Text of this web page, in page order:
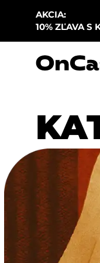
AKCIA:
10% ZĽAVA S